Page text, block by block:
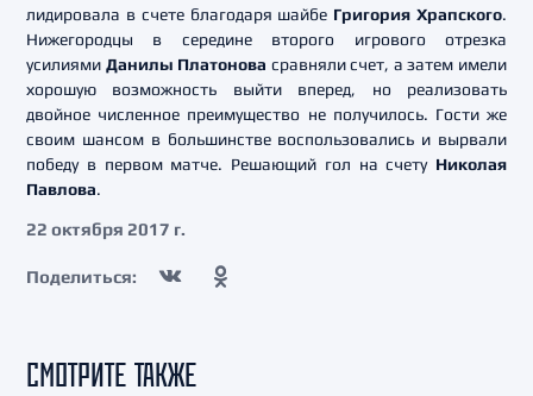
лидировала в счете благодаря шайбе Григория Храпского.
Нижегородцы в середине второго игрового отрезка
усилиями Данилы Платонова сравняли счет, а затем имели
хорошую возможность выйти вперед, но реализовать
двойное численное преимущество не получилось. Гости же
своим шансом в большинстве воспользовались и вырвали
победу в первом матче. Решающий гол на счету Николая
Павлова.
22 октября 2017 г.
Поделиться:
СМОТРИТЕ ТАКЖЕ